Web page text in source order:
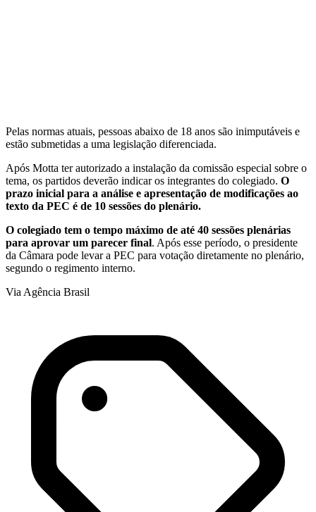
Pelas normas atuais, pessoas abaixo de 18 anos são inimputáveis e
estão submetidas a uma legislação diferenciada.
Após Motta ter autorizado a instalação da comissão especial sobre o
tema, os partidos deverão indicar os integrantes do colegiado. O
prazo inicial para a análise e apresentação de modificações ao
texto da PEC é de 10 sessões do plenário.
O colegiado tem o tempo máximo de até 40 sessões plenárias
para aprovar um parecer final. Após esse período, o presidente
da Câmara pode levar a PEC para votação diretamente no plenário,
segundo o regimento interno.
Via Agência Brasil